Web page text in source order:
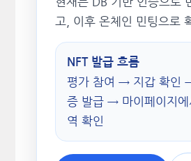
고, 이후 온체인 민팅으로
NFT 발급 흐름
평가 참여 → 지갑 확인
증 발급 → 마이페이지에
역 확인